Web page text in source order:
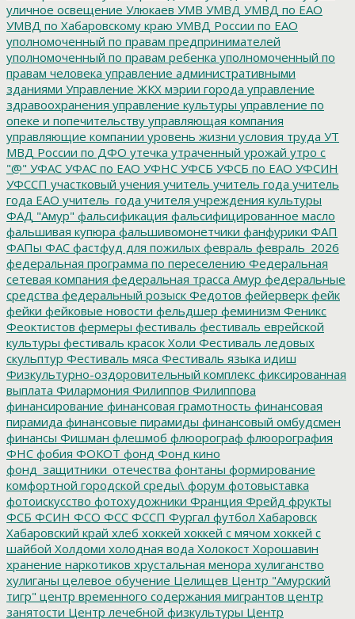
уличное освещение Улюкаев УМВ УМВД УМВД по ЕАО
УМВД по Хабаровскому краю УМВД России по ЕАО
уполномоченный по правам предпринимателей
уполномоченный по правам ребенка уполномоченный по
правам человека управление административными
зданиями Управление ЖКХ мэрии города управление
здравоохранения управление культуры управление по
опеке и попечительству управляющая компания
управляющие компании уровень жизни условия труда УТ
МВД России по ДФО утечка утраченный урожай утро с
"@" УФАС УФАС по ЕАО УФНС УФСБ УФСБ по ЕАО УФСИН
УФССП участковый учения учитель учитель года учитель
года ЕАО учитель_года учителя учреждения культуры
ФАД "Амур" фальсификация фальсифицированное масло
фальшивая купюра фальшивомонетчики фанфурики ФАП
ФАПы ФАС фастфуд для пожилых февраль февраль_2026
федеральная программа по переселению Федеральная
сетевая компания федеральная трасса Амур федеральные
средства федеральный розыск Федотов фейерверк фейк
фейки фейковые новости фельдшер феминизм Феникс
Феоктистов фермеры фестиваль фестиваль еврейской
культуры фестиваль красок Холи Фестиваль ледовых
скульптур Фестиваль мяса Фестиваль языка идиш
Физкультурно-оздоровительный комплекс фиксированная
выплата Филармония Филиппов Филиппова
финансирование финансовая грамотность финансовая
пирамида финансовые пирамиды финансовый омбудсмен
финансы Фишман флешмоб флюорограф флюорография
ФНС фобия ФОКОТ фонд Фонд кино
фонд_защитники_отечества фонтаны формирование
комфортной городской среды\ форум фотовыставка
фотоискусство фотохудожники Франция Фрейд фрукты
ФСБ ФСИН ФСО ФСС ФССП Фургал футбол Хабаровск
Хабаровский край хлеб хоккей хоккей с мячом хоккей с
шайбой Холдоми холодная вода Холокост Хорошавин
хранение наркотиков хрустальная менора хулиганство
хулиганы целевое обучение Целищев Центр "Амурский
тигр" центр временного содержания мигрантов центр
занятости Центр лечебной физкультуры Центр